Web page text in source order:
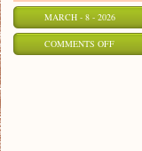
MARCH - 8 - 2026
COMMENTS OFFON